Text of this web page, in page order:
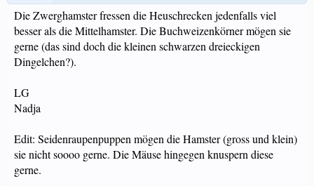
Die Zwerghamster fressen die Heuschrecken jedenfalls viel
besser als die Mittelhamster. Die Buchweizenkörner mögen sie
gerne (das sind doch die kleinen schwarzen dreieckigen
Dingelchen?).
LG
Nadja
Edit: Seidenraupenpuppen mögen die Hamster (gross und klein)
sie nicht soooo gerne. Die Mäuse hingegen knuspern diese
gerne.